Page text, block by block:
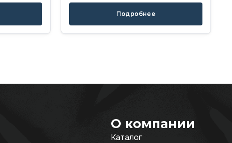
Подробнее
О компании
Каталог